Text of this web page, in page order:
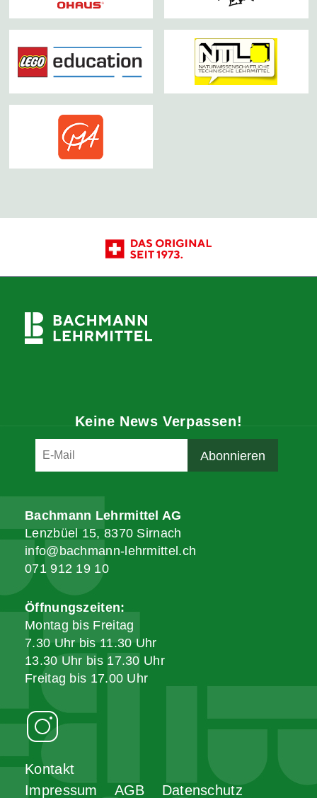
Keine News Verpassen!
Kontakt
Impressum
AGB Datenschutz
Bachmann Lehrmittel AG
Lenzbüel 15, 8370 Sirnach
info@bachmann-lehrmittel.ch
071 912 19 10
Öffnungszeiten:
Montag bis Freitag
7.30 Uhr bis 11.30 Uhr
13.30 Uhr bis 17.30 Uhr
Freitag bis 17.00 Uhr